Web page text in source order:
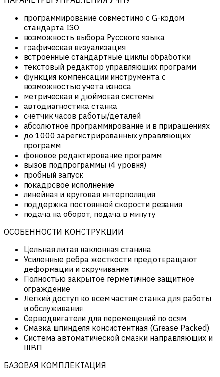
программирование совместимо с G-кодом
стандарта ISO
возможность выбора Русского языка
графическая визуализация
встроенные стандартные циклы обработки
текстовый редактор управляющих программ
функция компенсации инструмента с
возможностью учета износа
метрическая и дюймовая системы
автодиагностика станка
счетчик часов работы/деталей
абсолютное программирование и в приращениях
до 1000 зарегистрированных управляющих
программ
фоновое редактирование программ
вызов подпрограммы (4 уровня)
пробный запуск
покадровое исполнение
линейная и круговая интерполяция
поддержка постоянной скорости резания
подача на оборот, подача в минуту
ОСОБЕННОСТИ КОНСТРУКЦИИ
Цельная литая наклонная станина
Усиленные ребра жесткости предотвращают
деформации и скручивания
Полностью закрытое герметичное защитное
ограждение
Легкий доступ ко всем частям станка для работы
и обслуживания
Серводвигатели для перемещений по осям
Смазка шпинделя консистентная (Grease Packed)
Система автоматической смазки направляющих и
ШВП
БАЗОВАЯ КОМПЛЕКТАЦИЯ